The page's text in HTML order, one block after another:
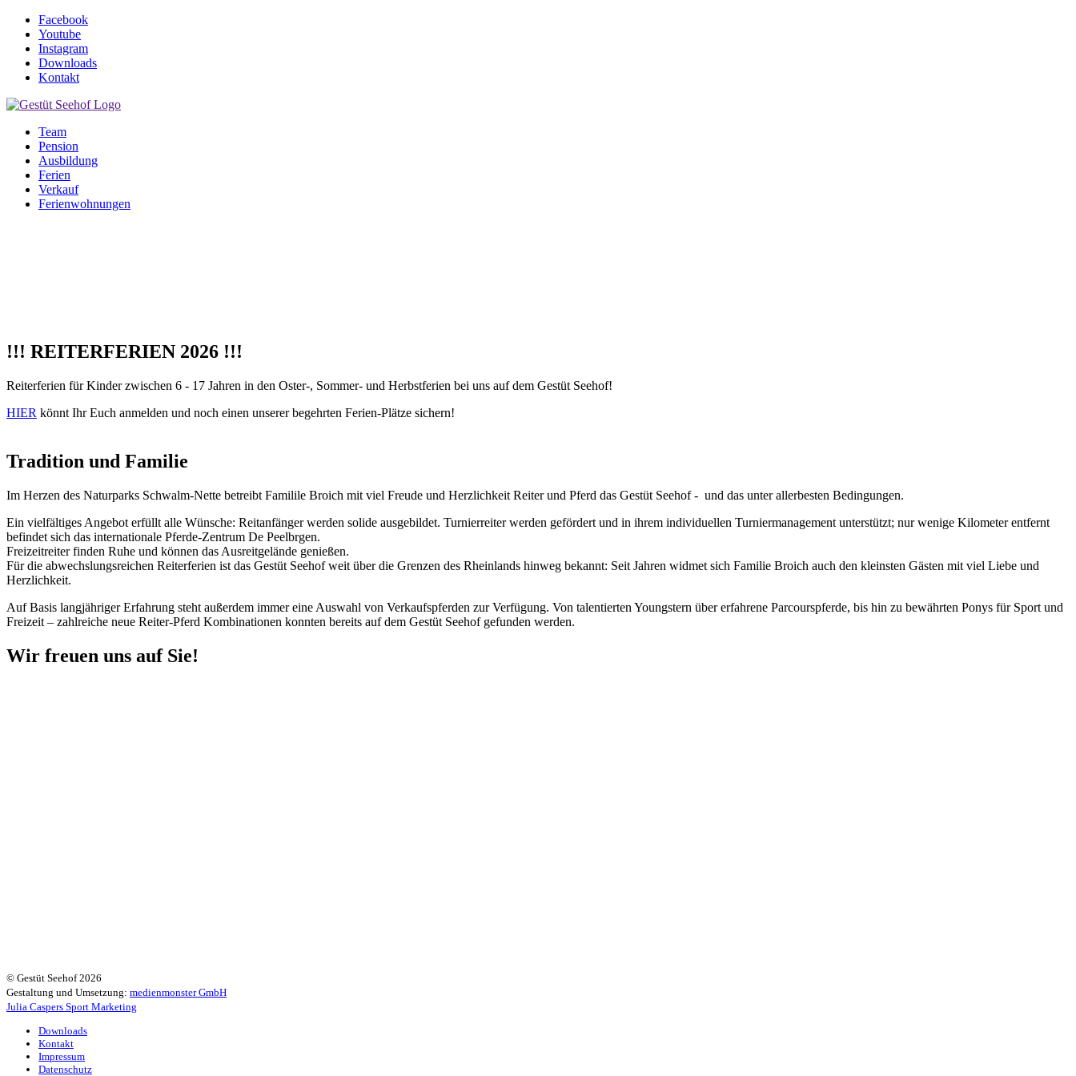
Facebook
Youtube
Instagram
Downloads
Kontakt
Team
Pension
Ausbildung
Ferien
Verkauf
Ferienwohnungen
!!! REITERFERIEN 2026 !!!
Reiterferien für Kinder zwischen 6 - 17 Jahren in den Oster-, Sommer- und Herbstferien bei uns auf dem Gestüt Seehof!
HIER könnt Ihr Euch anmelden und noch einen unserer begehrten Ferien-Plätze sichern!
Tradition und Familie
Im Herzen des Naturparks Schwalm-Nette betreibt Familile Broich mit viel Freude und Herzlichkeit Reiter und Pferd das Gestüt Seehof - und das unter allerbesten Bedingungen.
Ein vielfältiges Angebot erfüllt alle Wünsche: Reitanfänger werden solide ausgebildet. Turnierreiter werden gefördert und in ihrem individuellen Turniermanagement unterstützt; nur wenige Kilometer entfernt
befindet sich das internationale Pferde-Zentrum De Peelbrgen.
Freizeitreiter finden Ruhe und können das Ausreitgelände genießen.
Für die abwechslungsreichen Reiterferien ist das Gestüt Seehof weit über die Grenzen des Rheinlands hinweg bekannt: Seit Jahren widmet sich Familie Broich auch den kleinsten Gästen mit viel Liebe und
Herzlichkeit.
Auf Basis langjähriger Erfahrung steht außerdem immer eine Auswahl von Verkaufspferden zur Verfügung. Von talentierten Youngstern über erfahrene Parcourspferde, bis hin zu bewährten Ponys für Sport und
Freizeit – zahlreiche neue Reiter-Pferd Kombinationen konnten bereits auf dem Gestüt Seehof gefunden werden.
Wir freuen uns auf Sie!
© Gestüt Seehof 2026
Gestaltung und Umsetzung: medienmonster GmbH
Julia Caspers Sport Marketing
Downloads
Kontakt
Impressum
Datenschutz